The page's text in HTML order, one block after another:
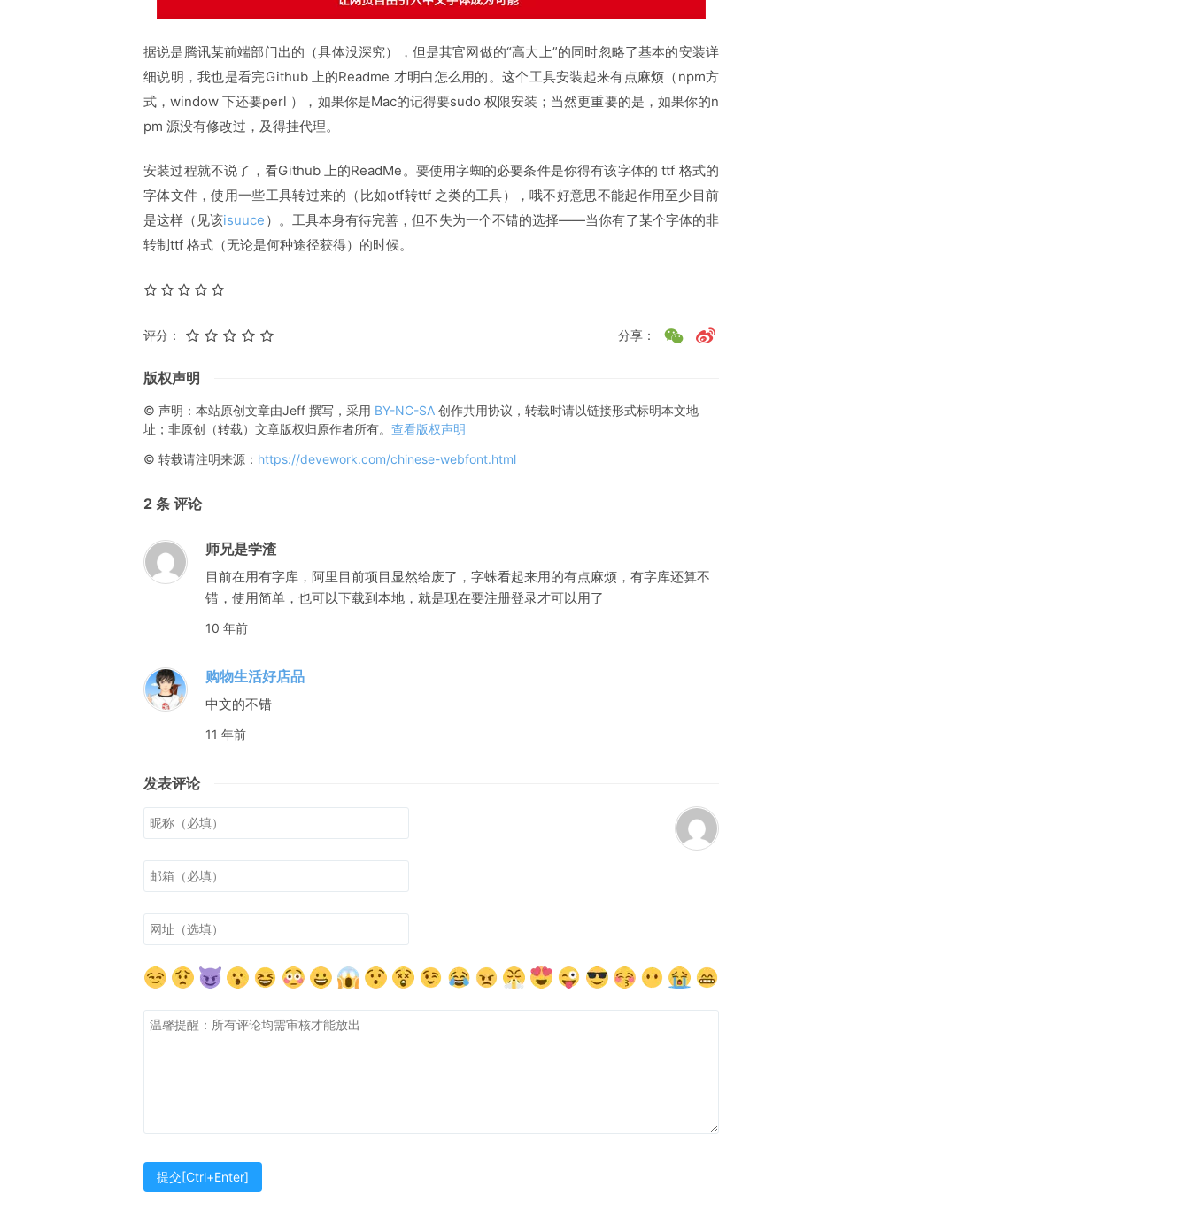
据说是腾讯某前端部门出的（具体没深究），但是其官网做的“高大上”的同时忽略了基本的安装详
细说明，我也是看完Github 上的Readme 才明白怎么用的。这个工具安装起来有点麻烦（npm方
式，window 下还要perl ），如果你是Mac的记得要sudo 权限安装；当然更重要的是，如果你的n
pm 源没有修改过，及得挂代理。
安装过程就不说了，看Github 上的ReadMe。要使用字蜘的必要条件是你得有该字体的 ttf 格式的
字体文件，使用一些工具转过来的（比如otf转ttf 之类的工具），哦不好意思不能起作用至少目前
是这样（见该isuuce ）。工具本身有待完善，但不失为一个不错的选择——当你有了某个字体的非
转制ttf 格式（无论是何种途径获得）的时候。
评分： 分享：
版权声明
© 声明：本站原创文章由Jeff 撰写，采用 BY-NC-SA 创作共用协议，转载时请以链接形式标明本文地
址；非原创（转载）文章版权归原作者所有。 查看版权声明
© 转载请注明来源： https://devework.com/chinese-webfont.html
2 条 评论
师兄是学渣
目前在用有字库，阿里目前项目显然给废了，字蛛看起来用的有点麻烦，有字库还算不
错，使用简单，也可以下载到本地，就是现在要注册登录才可以用了
10 年前
购物生活好店品
中文的不错
11 年前
发表评论